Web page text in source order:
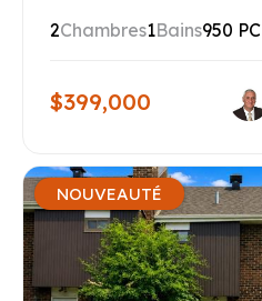
2Chambres1Bains950 PC
$399,000
NOUVEAUTÉ